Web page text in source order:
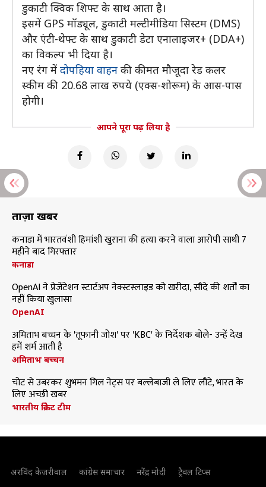
डुकाटी क्विक शिफ्ट के साथ आता है।
इसमें GPS मॉड्यूल, डुकाटी मल्टीमीडिया सिस्टम (DMS)
और एंटी-थेफ्ट के साथ डुकाटी डेटा एनालाइजर+ (DDA+)
का विकल्प भी दिया है।
नए रंग में दोपहिया वाहन की कीमत मौजूदा रेड कलर
स्कीम की 20.68 लाख रुपये (एक्स-शोरूम) के आस-पास
होगी।
आपने पूरा पढ़ लिया है
ताज़ा खबरें
कनाडा में भारतवंशी हिमांशी खुराना की हत्या करने वाला आरोपी साथी 7
महीने बाद गिरफ्तार
कनाडा
OpenAI ने प्रेजेंटेशन स्टार्टअप नेक्स्टस्लाइड को खरीदा, सौदे की शर्तों का
नहीं किया खुलासा
OpenAI
अमिताभ बच्चन के 'तूफानी जोश' पर 'KBC' के निर्देशक बोले- उन्हें देख
हमें शर्म आती है
अमिताभ बच्चन
चोट से उबरकर शुभमन गिल नेट्स पर बल्लेबाजी ले लिए लौटे, भारत के
लिए अच्छी खबर
भारतीय क्रिकेट टीम
अरविंद केजरीवाल कांग्रेस समाचार नरेंद्र मोदी ट्रैवल टिप्स